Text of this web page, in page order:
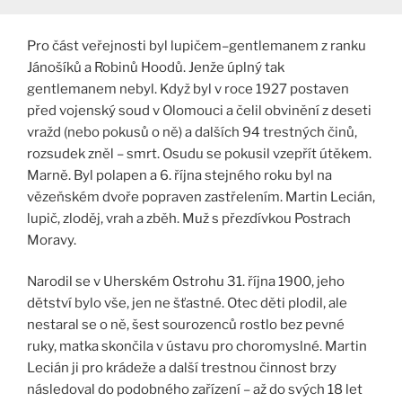
Pro část veřejnosti byl lupičem–gentlemanem z ranku
Jánošíků a Robinů Hoodů. Jenže úplný tak
gentlemanem nebyl. Když byl v roce 1927 postaven
před vojenský soud v Olomouci a čelil obvinění z deseti
vražd (nebo pokusů o ně) a dalších 94 trestných činů,
rozsudek zněl – smrt. Osudu se pokusil vzepřít útěkem.
Marně. Byl polapen a 6. října stejného roku byl na
vězeňském dvoře popraven zastřelením. Martin Lecián,
lupič, zloděj, vrah a zběh. Muž s přezdívkou Postrach
Moravy.
Narodil se v Uherském Ostrohu 31. října 1900, jeho
dětství bylo vše, jen ne šťastné. Otec děti plodil, ale
nestaral se o ně, šest sourozenců rostlo bez pevné
ruky, matka skončila v ústavu pro choromyslné. Martin
Lecián ji pro krádeže a další trestnou činnost brzy
následoval do podobného zařízení – až do svých 18 let